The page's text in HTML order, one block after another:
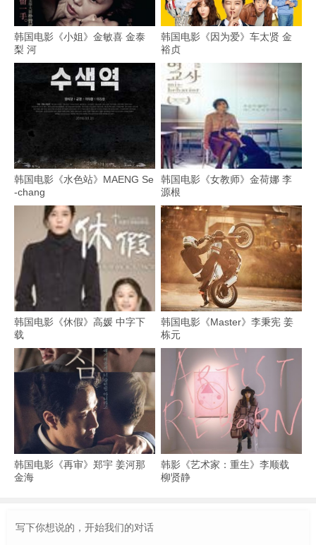
韩国电影《小姐》金敏喜 金泰
梨 河
韩国电影《因为爱》车太贤 金
裕贞
韩国电影《水色站》MAENG Se
-chang
韩国电影《女教师》金荷娜 李
源根
韩国电影《休假》高媛 中字下
载
韩国电影《Master》李秉宪 姜
栋元
韩国电影《再审》郑宇 姜河那
金海
韩影《艺术家：重生》李顺载
柳贤静